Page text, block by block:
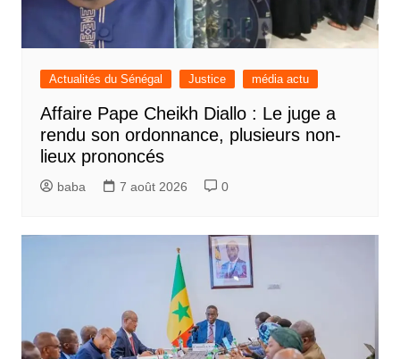
Actualités du Sénégal Justice média actu
Affaire Pape Cheikh Diallo : Le juge a
rendu son ordonnance, plusieurs non-
lieux prononcés
baba 7 août 2026 0